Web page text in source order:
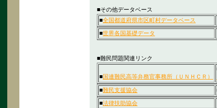
■その他データベース
■全国都道府県市区町村データベース
■世界各国基礎データ
■難民問題関連リンク
■国連難民高等弁務官事務所（ＵＮＨＣＲ）
■難民支援協会
■法律扶助協会